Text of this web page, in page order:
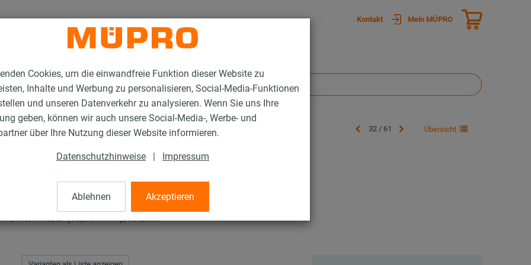
Cookies, um die einwandfreie Funktion dieser Website zu
Inhalte und Werbung zu personalisieren, Social-Media-Funktionen
und unseren Datenverkehr zu analysieren. Wenn Sie uns Ihre
geben, können wir auch unsere Social-Media-, Werbe- und
über Ihre Nutzung dieser Website informieren.
Datenschutzhinweise | Impressum
Ablehnen Akzeptieren
Kontakt Mein MÜPRO
Typ H, M, T 32 / 61 Übersicht
M, T
M8/M10, 2" (60,3-64 mm), verzinkt